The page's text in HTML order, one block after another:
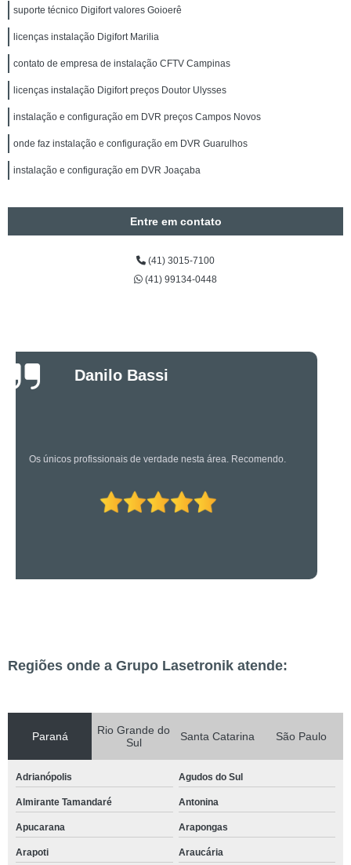
suporte técnico Digifort valores Goioerê
licenças instalação Digifort Marilia
contato de empresa de instalação CFTV Campinas
licenças instalação Digifort preços Doutor Ulysses
instalação e configuração em DVR preços Campos Novos
onde faz instalação e configuração em DVR Guarulhos
instalação e configuração em DVR Joaçaba
Entre em contato
(41) 3015-7100
(41) 99134-0448
Luciano Rueda
Oliveira
Os caras são bons mesmo! Profissionais de primeira!
Regiões onde a Grupo Lasetronik atende:
Paraná
Rio Grande do
Sul
Santa Catarina São Paulo
Adrianópolis Agudos do Sul
Almirante Tamandaré Antonina
Apucarana Arapongas
Arapoti Araucária